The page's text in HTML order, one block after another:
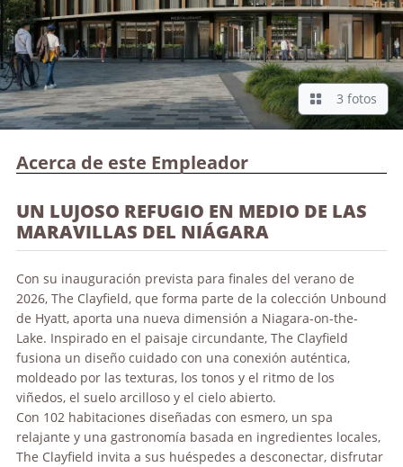
3 fotos
Acerca de este Empleador
UN LUJOSO REFUGIO EN MEDIO DE LAS
MARAVILLAS DEL NIÁGARA
Con su inauguración prevista para finales del verano de
2026, The Clayfield, que forma parte de la colección Unbound
de Hyatt, aporta una nueva dimensión a Niagara-on-the-
Lake. Inspirado en el paisaje circundante, The Clayfield
fusiona un diseño cuidado con una conexión auténtica,
moldeado por las texturas, los tonos y el ritmo de los
viñedos, el suelo arcilloso y el cielo abierto.
Con 102 habitaciones diseñadas con esmero, un spa
relajante y una gastronomía basada en ingredientes locales,
The Clayfield invita a sus huéspedes a desconectar, disfrutar